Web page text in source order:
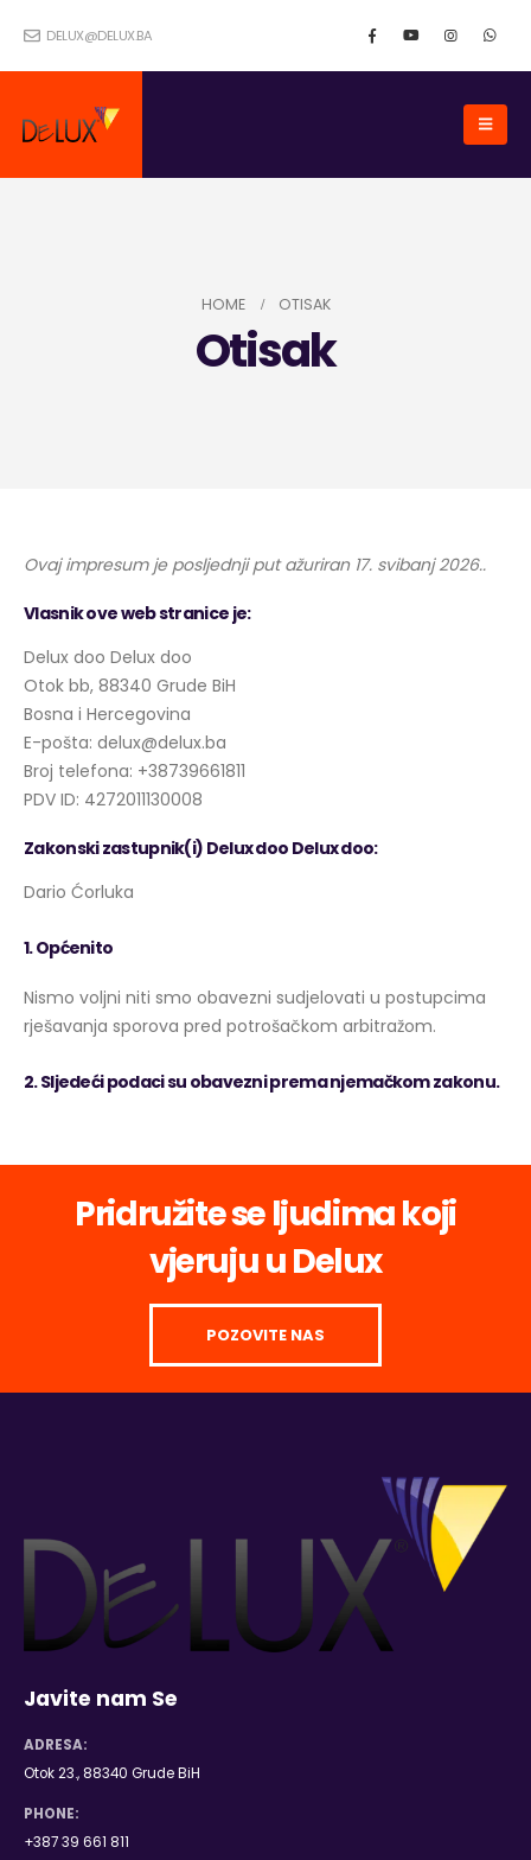
DELUX@DELUX.BA
HOME OTISAK
Otisak
Ovaj impresum je posljednji put ažuriran 17. svibanj 2026..
Vlasnik ove web stranice je:
Delux doo Delux doo
Otok bb, 88340 Grude BiH
Bosna i Hercegovina
E-pošta: delux@delux.ba
Broj telefona: +38739661811
PDV ID: 4272011130008
Zakonski zastupnik(i) Delux doo Delux doo:
Dario Ćorluka
1. Općenito
Nismo voljni niti smo obavezni sudjelovati u postupcima
rješavanja sporova pred potrošačkom arbitražom.
2. Sljedeći podaci su obavezni prema njemačkom zakonu.
Pridružite se ljudima koji
vjeruju u Delux
POZOVITE NAS
Javite nam Se
ADRESA:
Otok 23., 88340 Grude BiH
PHONE:
+387 39 661 811